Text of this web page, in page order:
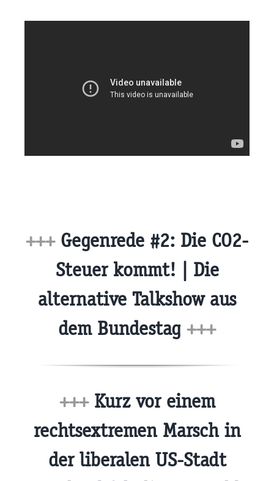
+++Gegenrede #2: Die CO2-
Steuer kommt! | Die
alternative Talkshow aus
dem Bundestag +++
+++Kurz vor einem
rechtsextremen Marsch in
der liberalen US-Stadt